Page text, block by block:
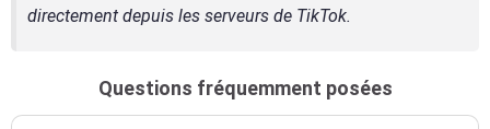
directement depuis les serveurs de TikTok.
Questions fréquemment posées